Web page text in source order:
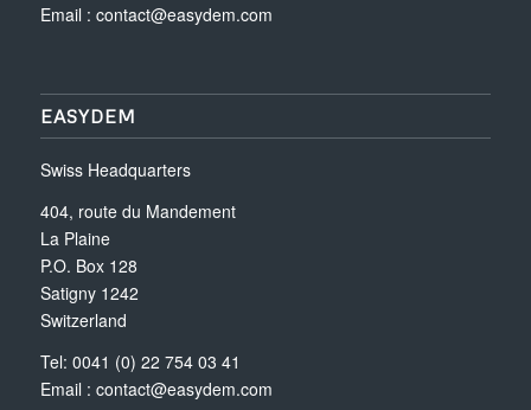
Email : contact@easydem.com
EASYDEM
Swiss Headquarters
404, route du Mandement
La Plaine
P.O. Box 128
Satigny 1242
Switzerland
Tel: 0041 (0) 22 754 03 41
Email : contact@easydem.com